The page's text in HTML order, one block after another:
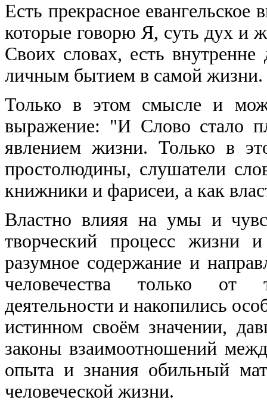
Есть прекрасное
которые говорю Я, суть дух и
Своих словах, есть
личным бытием в самой жизни.
Только в этом смысле и
выражение: "И Слово стало
явлением жизни. Только в
простолюдины, слушатели
книжники и фарисеи, а как
Властно влияя на умы и
творческий процесс жизни
разумное содержание и
человечества только от
деятельности и накопились
истинном своём значении,
законы взаимоотношений
опыта и знания обильный
человеческой жизни.